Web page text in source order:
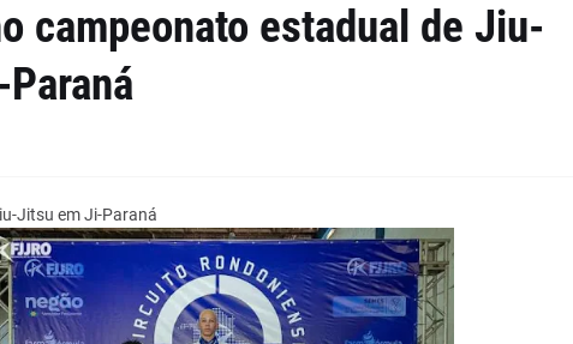
campeonato estadual de Jiu-
Jitsu em Ji-Paraná